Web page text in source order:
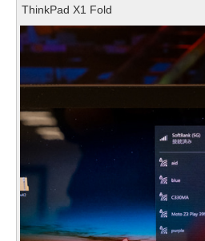
ThinkPad X1 Fold